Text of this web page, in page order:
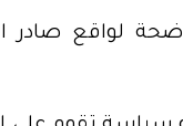
واضحة لواقع